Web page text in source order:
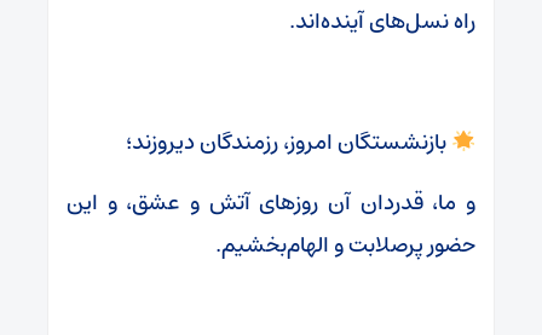
راه نسل‌های آینده‌اند.
بازنشستگان امروز، رزمندگان دیروزند؛
و ما، قدردان آن روزهای آتش و عشق، و این
حضور پرصلابت و الهام‌بخشیم.